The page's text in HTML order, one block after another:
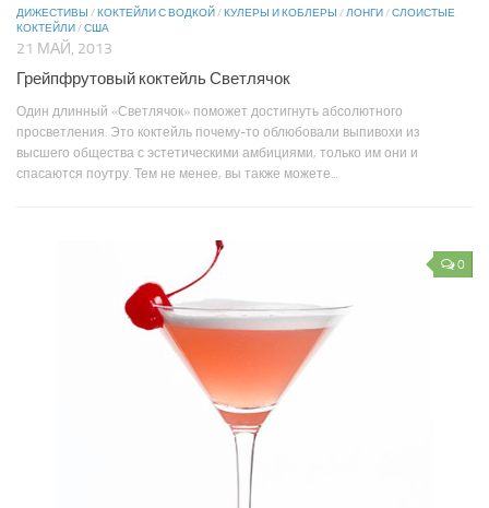
ДИЖЕСТИВЫ /КОКТЕЙЛИ С ВОДКОЙ/КУЛЕРЫ И КОБЛЕРЫ /ЛОНГИ/СЛОИСТЫЕ
КОКТЕЙЛИ/США
21 МАЙ, 2013
Грейпфрутовый коктейль Светлячок
Один длинный «Светлячок» поможет достигнуть абсолютного
просветления. Это коктейль почему-то облюбовали выпивохи из
высшего общества с эстетическими амбициями, только им они и
спасаются поутру. Тем не менее, вы также можете...
0